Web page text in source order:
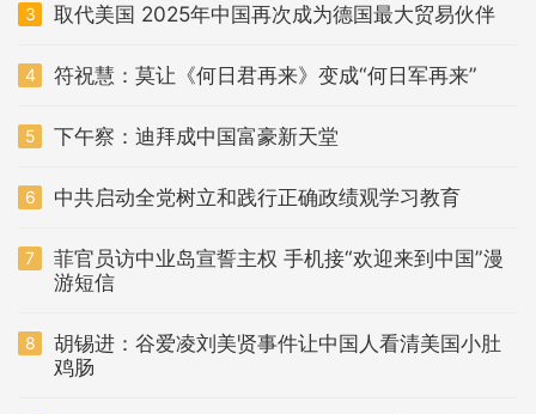
3 取代美国 2025年中国再次成为德国最大贸易伙伴
4 符祝慧：莫让《何日君再来》变成“何日军再来”
5 下午察：迪拜成中国富豪新天堂
6 中共启动全党树立和践行正确政绩观学习教育
7
菲官员访中业岛宣誓主权 手机接“欢迎来到中国”漫
游短信
8
胡锡进：谷爱凌刘美贤事件让中国人看清美国小肚
鸡肠